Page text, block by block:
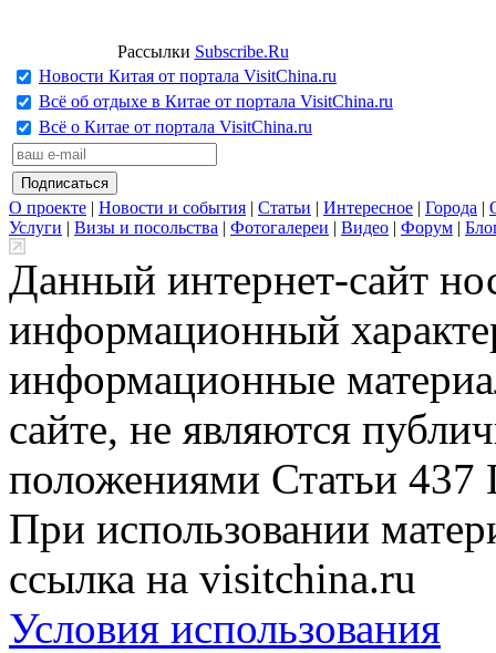
Рассылки Subscribe.Ru
Новости Китая от портала VisitChina.ru
Всё об отдыхе в Китае от портала VisitChina.ru
Всё о Китае от портала VisitChina.ru
О проекте | Новости и события | Статьи | Интересное | Города |
Услуги | Визы и посольства | Фотогалереи | Видео | Форум |
Данный интернет-сайт
информационный
информационные
сайте, не являются
положениями Статьи 437
При использовании
ссылка на visitchina.ru
Условия использования